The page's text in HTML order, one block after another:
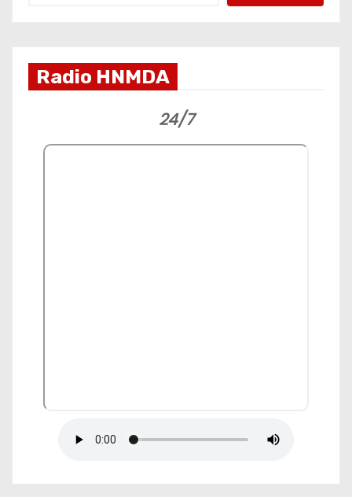
Radio HNMDA
24/7